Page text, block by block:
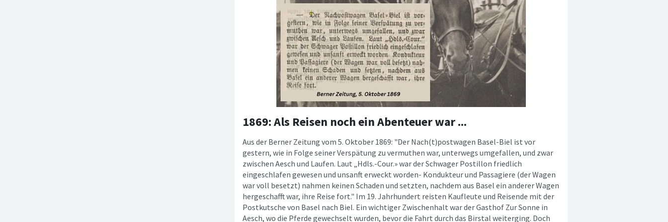
1869: Als Reisen noch ein Abenteuer war ...
Aus der Berner Zeitung vom 5. Oktober 1869: "Der Nach(t)postwagen Basel-Biel ist vor
gestern, wie in Folge seiner Verspätung zu vermuthen war, unterwegs umgefallen, und zwar
zwischen Aesch und Laufen. Laut „Hdls.-Cour.» war der Schwager Postillon friedlich
eingeschlafen gewesen und unsanft erweckt worden- Kondukteur und Passagiere (der Wagen
war voll besetzt) nahmen keinen Schaden und setzten, nachdem aus Basel ein anderer Wagen
hergeschafft war, ihre Reise fort." Im 19. Jahrhundert reisten Kaufleute und Reisende mit der
Postkutsche von Basel nach Biel. Ein wichtiger Zwischenhalt war der Gasthof Zur Sonne in
Aesch, wo die Pferde gewechselt wurden, bevor die Fahrt durch das Birstal weiterging. Doch